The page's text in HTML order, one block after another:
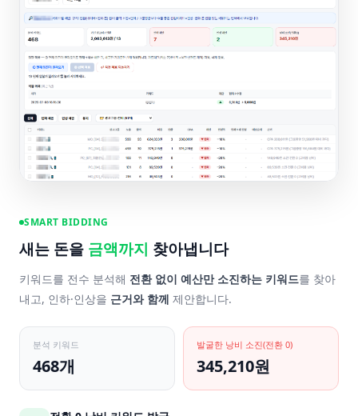
SMART BIDDING
새는 돈을 금액까지 찾아냅니다
키워드를 전수 분석해 전환 없이 예산만 소진하는 키워드를 찾아
내고, 인하·인상을 근거와 함께 제안합니다.
분석 키워드
468개
발굴한 낭비 소진(전환 0)
345,210원